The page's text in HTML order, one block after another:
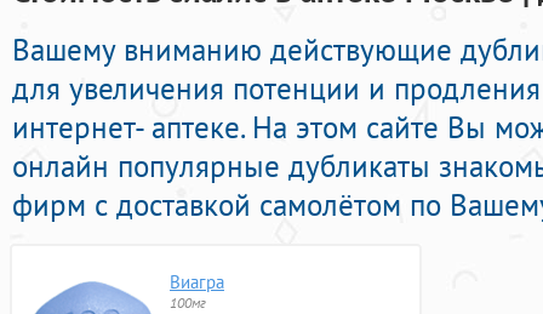
Вашему вниманию действующие
для увеличения потенции и продления
интернет- аптеке. На этом сайте Вы
онлайн популярные дубликаты
фирм с доставкой самолётом по
Виагра
100мг